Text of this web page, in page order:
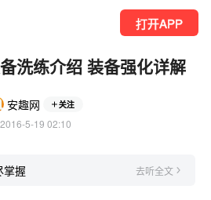
打开APP
洗练介绍 装备强化详解
安趣网 关注
2016-5-19 02:10
掌握 去听全文